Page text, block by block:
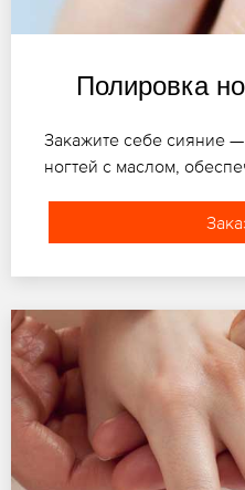
Полировка
Закажите себе сияние
ногтей с маслом,